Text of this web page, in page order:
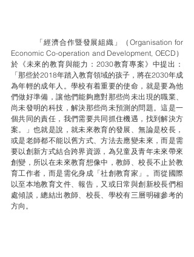
Economic Co-operation and Development, OECD）
於《未來的教育與能力：2030教育專案》中提出：
「那些於2018年踏入教育領域的孩子，將在2030年成
為年輕的成年人。學校有着重要的使命，就是要為他
們做好準備，讓他們能夠應對那些尚未出現的職業、
尚未發明的科技，解決那些尚未預測的問題。這是一
個共同的責任，我們需要共同抓住機遇，找到解決方
案。」也就是說，就未來教育的發展、無論是校長，
或是老師都不能以舊方式、方法去應變未來，而是需
要以創新方式結合跨界資源，為兒童及青年未來帶來
創變，所以在未來教育想像中，教師、校長不止於教
育工作者，而是需化身成「社創教育家」。而從國際
以至本地教育文件、報告，又或日常與創新校長們相
處傾談，總結出教師、校長、學校有三層明確參考的
方向。